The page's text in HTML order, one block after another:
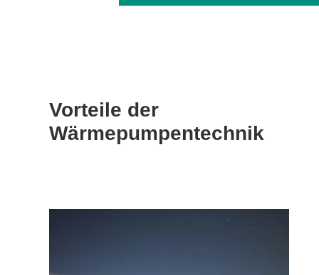
Vorteile der
Wärmepumpentechnik